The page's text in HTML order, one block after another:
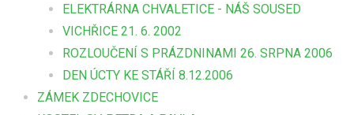
ELEKTRÁRNA CHVALETICE - NÁŠ SOUSED
VICHŘICE 21. 6. 2002
ROZLOUČENÍ S PRÁZDNINAMI 26. SRPNA 2006
DEN ÚCTY KE STÁŘÍ 8.12.2006
ZÁMEK ZDECHOVICE